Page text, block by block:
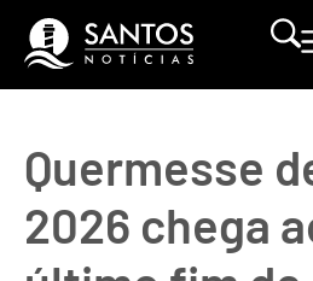
Quermesse
2026 chega